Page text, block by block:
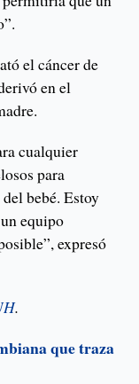
el cáncer de
en el
cualquier
para
bebé. Estoy
equipo
expresó
.
que traza